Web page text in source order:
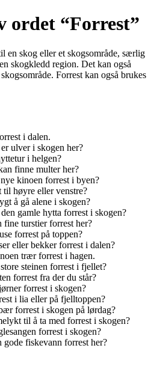
ordet “Forrest”
en skog eller et skogsområde, særlig
skogkledd region. Det kan også
Forrest kan også brukes
i dalen.
ulver i skogen her?
i helgen?
finne multer her?
kinoen forrest i byen?
til høyre eller venstre?
å gå alene i skogen?
gamle hytta forrest i skogen?
fine turstier forrest her?
forrest på toppen?
eller bekker forrest i dalen?
trær forrest i hagen.
steinen forrest i fjellet?
forrest fra der du står?
forrest i skogen?
i lia eller på fjelltoppen?
forrest i skogen på lørdag?
til å ta med forrest i skogen?
forrest i skogen?
gode fiskevann forrest her?